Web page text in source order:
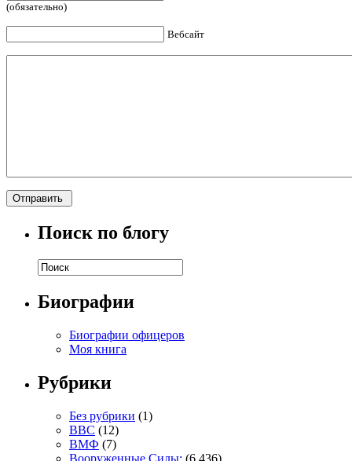
(обязательно)
Вебсайт
Поиск по блогу
Биографии
Биографии офицеров
Моя книга
Рубрики
Без рубрики (1)
ВВС (12)
ВМФ (7)
Вооруженные Силы: (6 436)